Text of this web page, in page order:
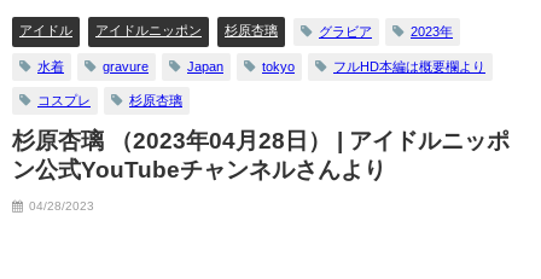
アイドル アイドルニッポン 杉原杏璃 グラビア 2023年
水着 gravure Japan tokyo フルHD本編は概要欄より
コスプレ 杉原杏璃
杉原杏璃 （2023年04月28日） | アイドルニッポ
ン公式YouTubeチャンネルさんより
04/28/2023